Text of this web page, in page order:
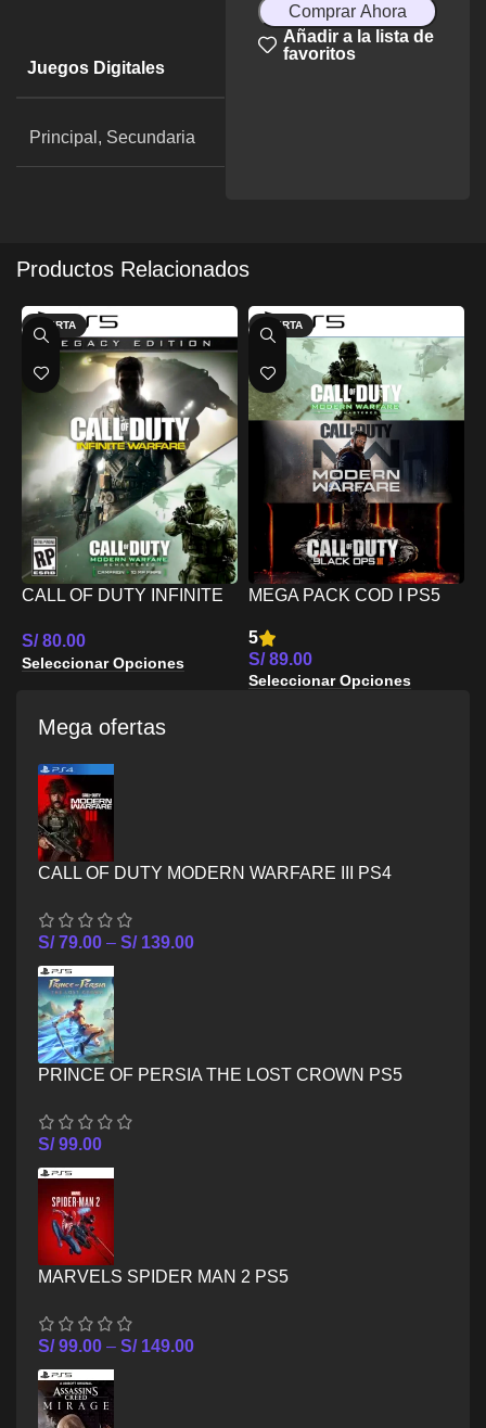
Juegos Digitales
Principal, Secundaria
Comprar Ahora
Añadir a la lista de
favoritos
Productos Relacionados
OFERTA
CALL OF DUTY INFINITE
EDITION PS5
S/80.00
Seleccionar Opciones
OFERTA
MEGA PACK COD I PS5
5
S/89.00
Seleccionar Opciones
Mega ofertas
CALL OF DUTY MODERN WARFARE III PS4
S/79.00 – S/139.00
PRINCE OF PERSIA THE LOST CROWN PS5
S/99.00
MARVELS SPIDER MAN 2 PS5
S/99.00 – S/149.00